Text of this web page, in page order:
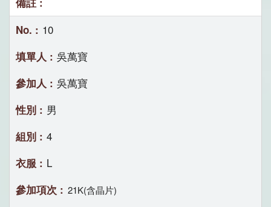
10
吳萬寶
吳萬寶
男
4
L
21K(含晶片)